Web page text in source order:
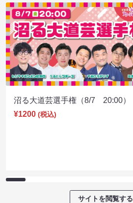
沼る大道芸選手権（8/7 20:00）
¥1200 (税込)
サイトを閲覧する